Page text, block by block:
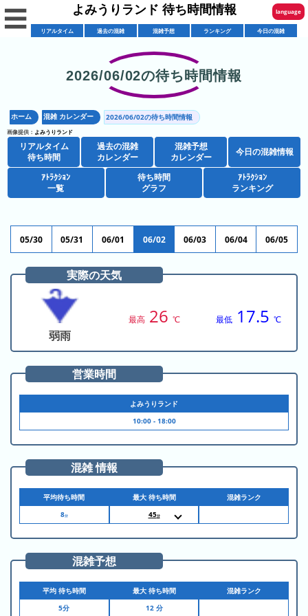
ア
ル
タ
イ
時
間
混
雑
カ
ー
混
カ
レ
ン
ダ
ト
ラ
ン
一
覧
ョ
ッ
プ
一
ア
ト
ラ
ン
一
覧
人
ン
グ
日
の
グ
ン
キ
グ
月
の
English
ภาษาไทย
日本語
☰ よみうりランド 待ち時間情報 language
リアルタイム 過去の混雑 混雑予想 ランキング 今日の混雑
2026/06/02の待ち時間情報
ホーム 混雑 カレンダー 2026/06/02の待ち時間情報
画像提供： よみうりランド
リアルタイム
待ち時間
過去の混雑
カレンダー
混雑予想
カレンダー
今日の混雑情報
ｱﾄﾗｸｼｮﾝ
一覧
待ち時間
グラフ
ｱﾄﾗｸｼｮﾝ
ランキング
05/30 05/31 06/01 06/02 06/03 06/04 06/05
実際の天気
弱雨
最高 26 ℃ 最低 17.5 ℃
営業時間
よみうりランド
10:00 - 18:00
混雑 情報
平均待ち時間
8分
最大 待ち時間
45分
10:45お化け屋敷「ひゅ
～どろ」
バンデット
～どろ」
11:00お化け屋敷「ひゅ
～どろ」
混雑ランク
混雑予想
平均 待ち時間
5分
最大 待ち時間
12 分
混雑ランク